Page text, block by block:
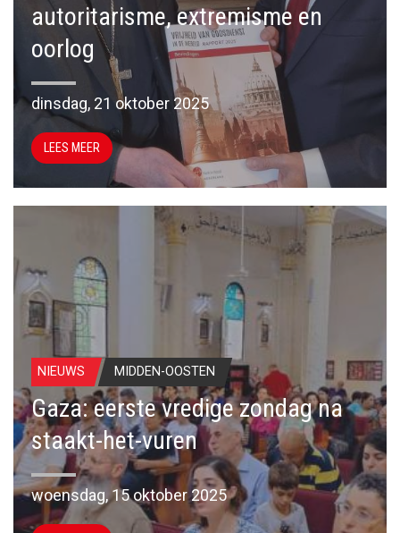
autoritarisme, extremisme en
oorlog
dinsdag, 21 oktober 2025
LEES MEER
NIEUWS MIDDEN-OOSTEN
Gaza: eerste vredige zondag na
staakt-het-vuren
woensdag, 15 oktober 2025